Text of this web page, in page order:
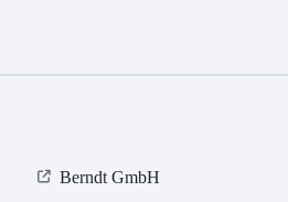
Berndt GmbH